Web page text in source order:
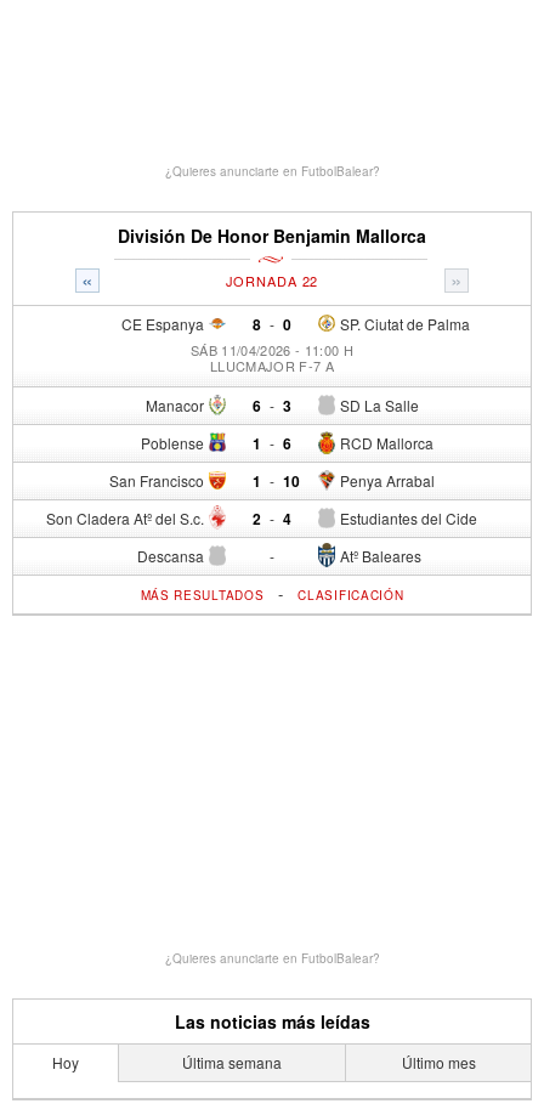
¿Quieres anunciarte en FutbolBalear?
División De Honor Benjamin Mallorca
« »
JORNADA 22
CE Espanya 8 - SP. Ciutat de Palma
0
SÁB 11/04/2026 - 11:00 H
LLUCMAJOR F-7 A
Manacor 6 - SD La Salle
3
Poblense 1 - RCD Mallorca
6
San Francisco 1 - Penya Arrabal
10
Son Cladera Atº del S.c. 2 - Estudiantes del Cide
4
Descansa - Atº Baleares
MÁS RESULTADOS -CLASIFICACIÓN
¿Quieres anunciarte en FutbolBalear?
Las noticias más leídas
Hoy Última semana Último mes